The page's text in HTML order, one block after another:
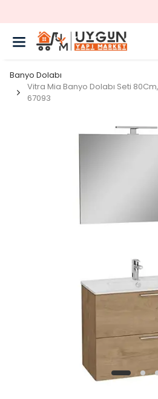
YENI SEZON
Banyo Dolabı
Vitra Mia Banyo Dolabı Seti
67093